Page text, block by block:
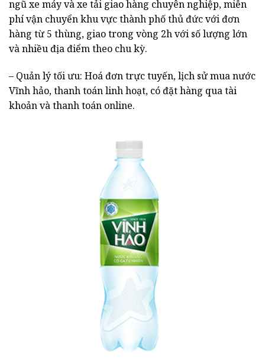
ngũ xe máy và xe tải giao hàng chuyên nghiệp, miễn
phí vận chuyển khu vực thành phố thủ đức với đơn
hàng từ 5 thùng, giao trong vòng 2h với số lượng lớn
và nhiều địa điểm theo chu kỳ.
– Quản lý tối ưu: Hoá đơn trực tuyến, lịch sử mua nước
Vĩnh hảo, thanh toán linh hoạt, có đặt hàng qua tài
khoản và thanh toán online.